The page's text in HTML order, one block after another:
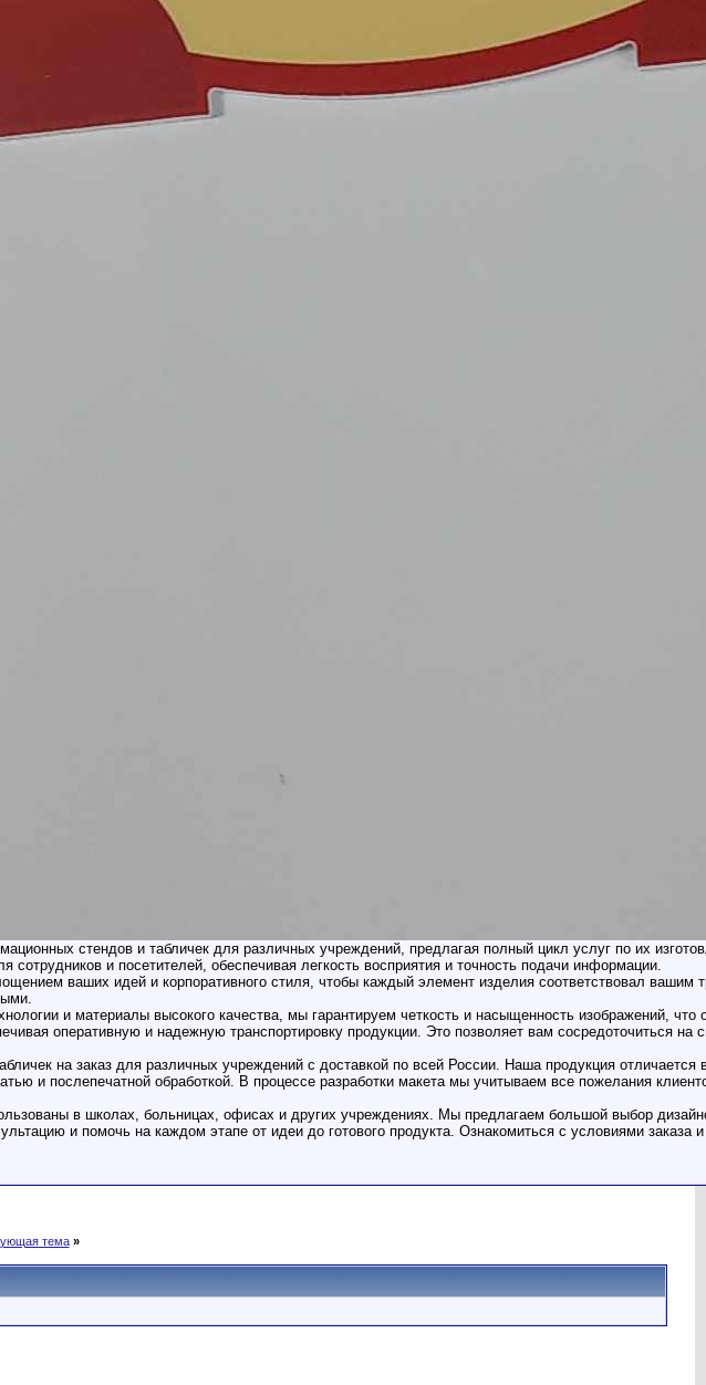
стендов и табличек для различных учреждений, предлагая полный цикл услуг по их
и посетителей, обеспечивая легкость восприятия и точность подачи информации.
ваших идей и корпоративного стиля, чтобы каждый элемент изделия соответствовал
и материалы высокого качества, мы гарантируем четкость и насыщенность изображений,
оперативную и надежную транспортировку продукции. Это позволяет вам
на заказ для различных учреждений с доставкой по всей России. Наша продукция
и послепечатной обработкой. В процессе разработки макета мы учитываем все пожелания
в школах, больницах, офисах и других учреждениях. Мы предлагаем большой выбор
и помочь на каждом этапе от идеи до готового продукта. Ознакомиться с условиями
тема »